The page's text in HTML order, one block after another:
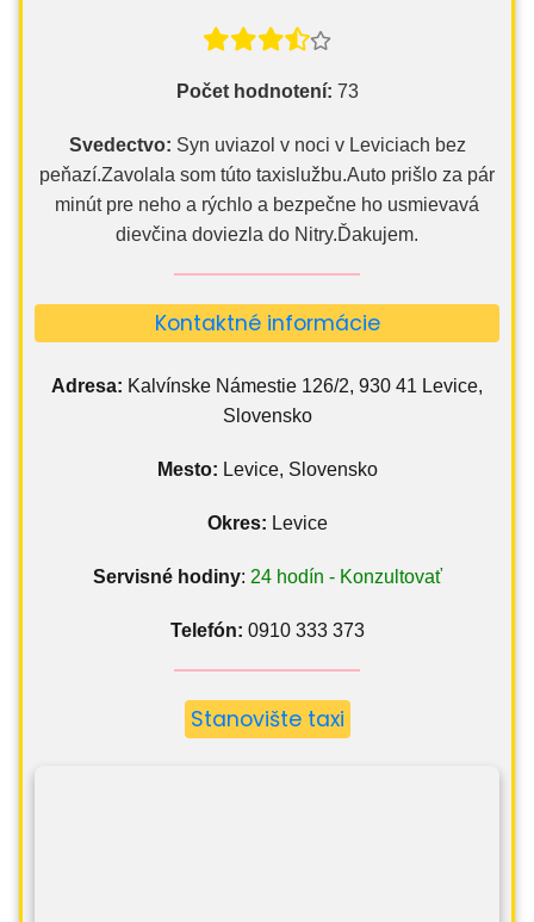
Počet hodnotení: 73
Svedectvo: Syn uviazol v noci v Leviciach bez
peňazí.Zavolala som túto taxislužbu.Auto prišlo za pár
minút pre neho a rýchlo a bezpečne ho usmievavá
dievčina doviezla do Nitry.Ďakujem.
Kontaktné informácie
Adresa: Kalvínske Námestie 126/2, 930 41 Levice,
Slovensko
Mesto: Levice, Slovensko
Okres: Levice
Servisné hodiny: 24 hodín - Konzultovať
Telefón: 0910 333 373
Stanovište taxi